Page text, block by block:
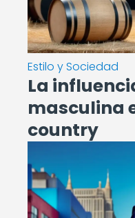
Estilo y Sociedad
La
masculina
country